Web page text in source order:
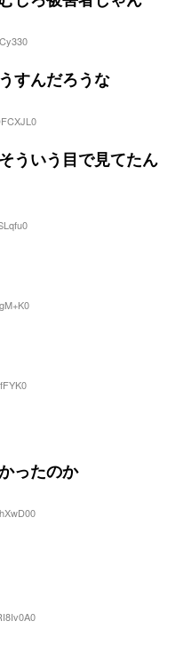
すんだろうな
ういう目で見てたん
ったのか